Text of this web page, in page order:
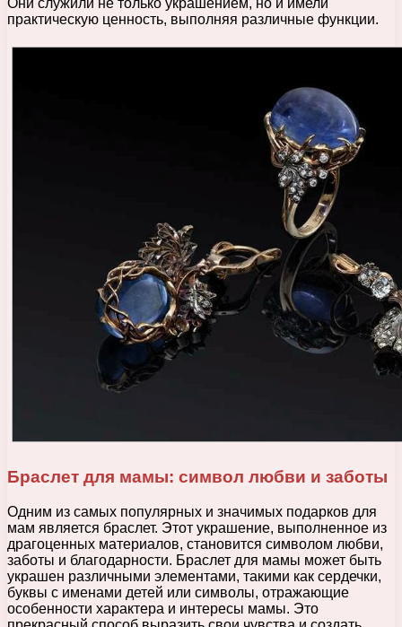
Они служили не только украшением, но и имели
практическую ценность, выполняя различные функции.
Браслет для мамы: символ любви и заботы
Одним из самых популярных и значимых подарков для
мам является браслет. Этот украшение, выполненное из
драгоценных материалов, становится символом любви,
заботы и благодарности. Браслет для мамы может быть
украшен различными элементами, такими как сердечки,
буквы с именами детей или символы, отражающие
особенности характера и интересы мамы. Это